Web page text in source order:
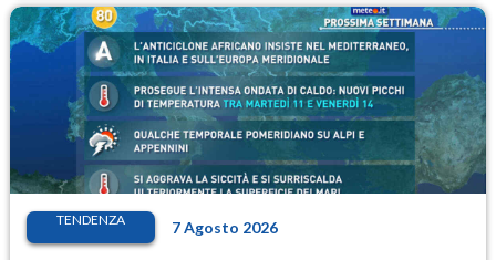
TENDENZA 7 Agosto 2026